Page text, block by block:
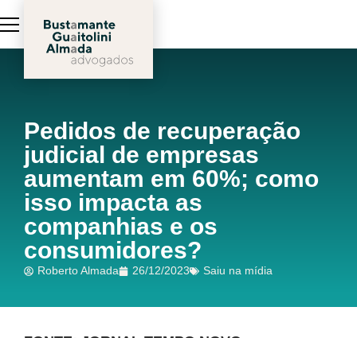
Pedidos de recuperação
judicial de empresas
aumentam em 60%; como
isso impacta as
companhias e os
consumidores?
Roberto Almada 26/12/2023 Saiu na mídia